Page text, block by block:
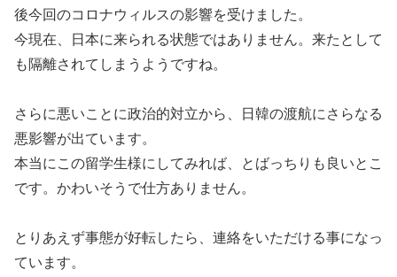
後今回のコロナウィルスの影響を受けました。
今現在、日本に来られる状態ではありません。来たとして
も隔離されてしまうようですね。
さらに悪いことに政治的対立から、日韓の渡航にさらなる
悪影響が出ています。
本当にこの留学生様にしてみれば、とばっちりも良いとこ
です。かわいそうで仕方ありません。
とりあえず事態が好転したら、連絡をいただける事になっ
ています。